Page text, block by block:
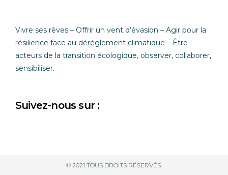
Vivre ses rêves – Offrir un vent d’évasion – Agir pour la
résilience face au dérèglement climatique – Être
acteurs de la transition écologique, observer, collaborer,
sensibiliser.
Suivez-nous sur :
© 2021 TOUS DROITS RÉSERVÉS.